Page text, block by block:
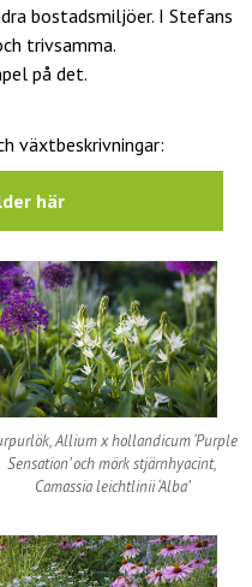
bostadsmiljöer. I Stefans
trivsamma.
på det.
växtbeskrivningar:
här
Allium x hollandicum ‘Purple
Sensation’ och mörk stjärnhyacint,
Camassia leichtlinii ‘Alba’